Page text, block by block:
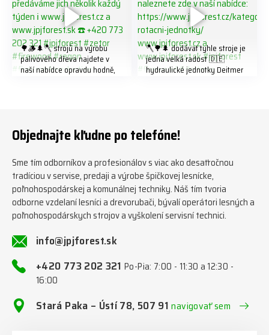
🌳🪵🌲🪓 strojů na výrobu
palivového dřeva najdete v
naší nabídce opravdu hodně,
#firewoodproduction
🪓🌳🌲 dodávat tyhle stroje je
jedna velká radost 🇩🇪
hydraulické jednotky Deitmer
#firewood #deitmer
Objednajte kľudne po telefóne!
Sme tím odborníkov a profesionálov s viac ako desaťročnou
tradíciou v servise, predaji a výrobe špičkovej lesnícke,
poľnohospodárskej a komunálnej techniky. Náš tím tvoria
odborne vzdelaní lesníci a drevorubači, bývalí operátori lesných a
poľnohospodárskych strojov a vyškolení servisní technici.
info@jpjforest.sk
+420 773 202 321Po-Pia: 7:00 - 11:30 a 12:30 -
16:00
Stará Paka – Ústí 78, 507 91navigovať sem